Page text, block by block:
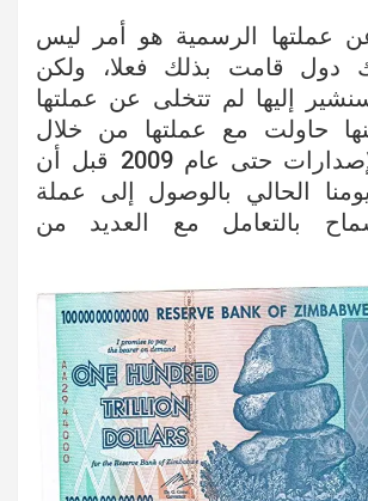
عملتها الرسمية هو أمر ليس
دول قامت بذلك فعلا، ولكن
إليها لم تتخلى عن عملتها
حاولت مع عملتها من خلال
العديد من الإصدارات حتى عام 2009 قبل أن
الحالي بالوصول إلى عملة
بالتعامل مع العديد من